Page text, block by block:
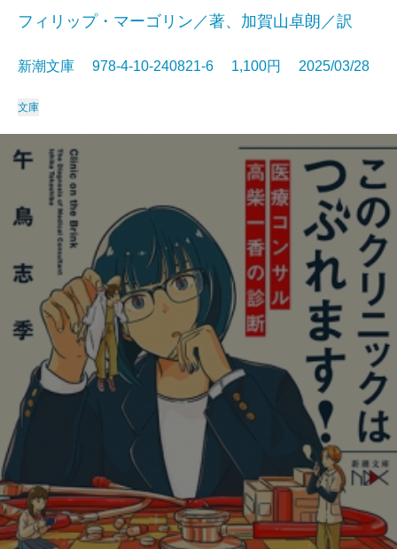
フィリップ・マーゴリン／著、加賀山卓朗／訳
新潮文庫 978-4-10-240821-6 1,100円 2025/03/28
文庫